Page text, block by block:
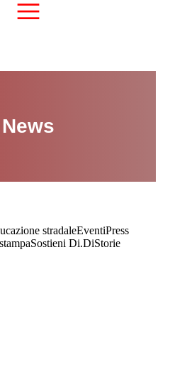
News
stradaleEventiPress
Sostieni Di.DiStorie